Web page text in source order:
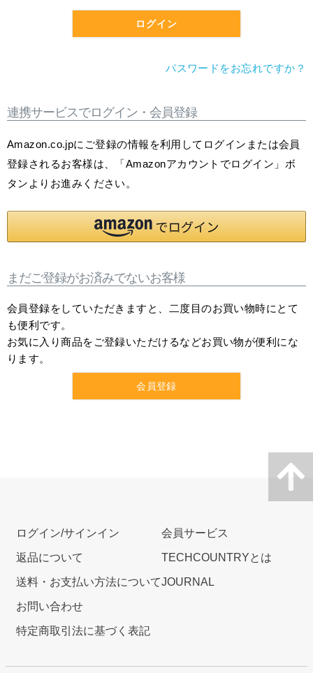
ログイン
パスワードをお忘れですか？
連携サービスでログイン・会員登録
Amazon.co.jpにご登録の情報を利用してログインまたは会員
登録されるお客様は、「Amazonアカウントでログイン」ボ
タンよりお進みください。
まだご登録がお済みでないお客様
会員登録をしていただきますと、二度目のお買い物時にとて
も便利です。
お気に入り商品をご登録いただけるなどお買い物が便利にな
ります。
会員登録
ログイン/サインイン
返品について
送料・お支払い方法について
お問い合わせ
特定商取引法に基づく表記
会員サービス
TECHCOUNTRYとは
JOURNAL